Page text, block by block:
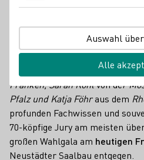
vlnr.: Lea Baßler aus der Pfalz, Eva
Himmelsbach aus Baden, Sarah Röhl
dem Rheingau
Jessica Himmelsbachaus
Franken, Sarah Röhlvon der
Pfalz und Katja Föhraus dem
profunden Fachwissen und
70-köpfige Jury am meisten
großen Wahlgala am heutigen
Neustädter Saalbau entgegen.
Auswahl
Alle